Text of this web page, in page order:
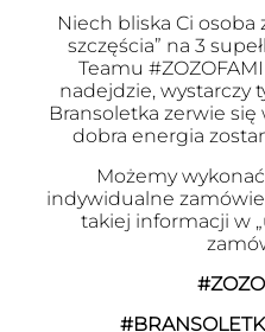
Niech bliska Ci osoba
szczęścia” na 3
Teamu
nadejdzie, wystarczy
Bransoletka zerwie
dobra energia
Możemy
indywidualne
takiej informacji w